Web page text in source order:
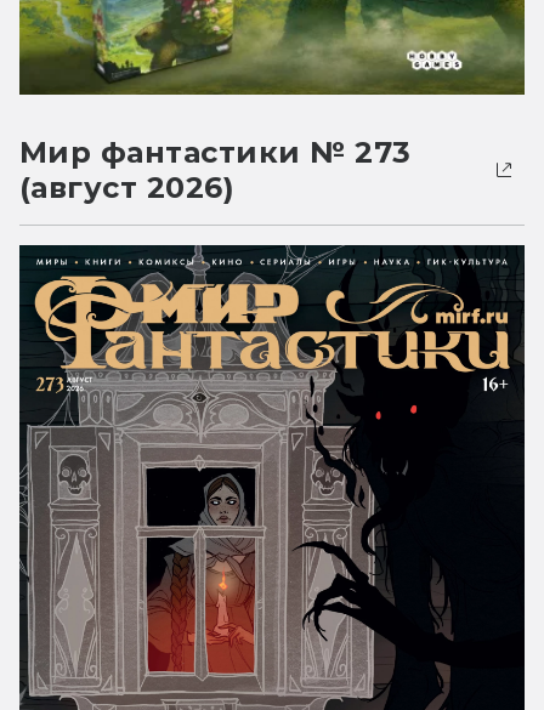
Мир фантастики № 273
(август 2026)